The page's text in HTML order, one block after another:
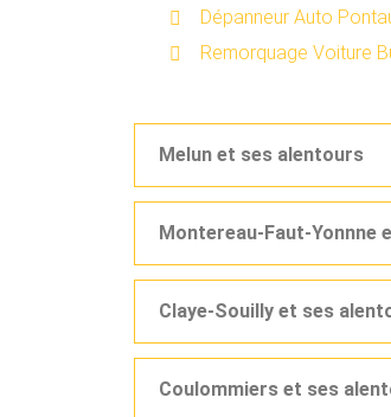
Dépanneur Auto
Remorquage Voiture
Melun et ses alentours
Montereau-Faut-Yonnne
Claye-Souilly et ses
Coulommiers et ses